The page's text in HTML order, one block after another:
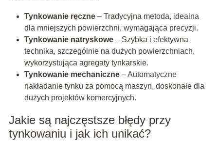
Tynkowanie ręczne– Tradycyjna metoda, idealna
dla mniejszych powierzchni, wymagająca precyzji.
Tynkowanie natryskowe– Szybka i efektywna
technika, szczególnie na dużych powierzchniach,
wykorzystująca agregaty tynkarskie.
Tynkowanie mechaniczne– Automatyczne
nakładanie tynku za pomocą maszyn, doskonałe dla
dużych projektów komercyjnych.
Jakie są najczęstsze błędy przy
tynkowaniu i jak ich unikać?